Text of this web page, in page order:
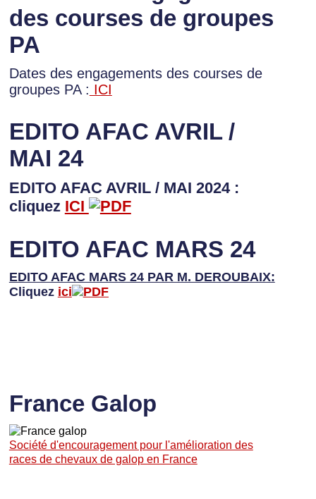
des courses de groupes
PA
Dates des engagements des courses de
groupes PA : ICI
EDITO AFAC AVRIL /
MAI 24
EDITO AFAC AVRIL / MAI 2024 :
cliquez ICI
EDITO AFAC MARS 24
EDITO AFAC MARS 24 PAR M. DEROUBAIX:
Cliquez ici
France Galop
Société d'encouragement pour l'amélioration des
races de chevaux de galop en France